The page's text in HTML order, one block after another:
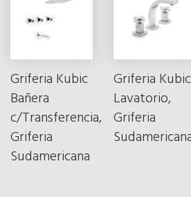
Griferia Kubic
Bañera
c/Transferencia,
Griferia
Sudamericana
Griferia Kubic
Lavatorio,
Griferia